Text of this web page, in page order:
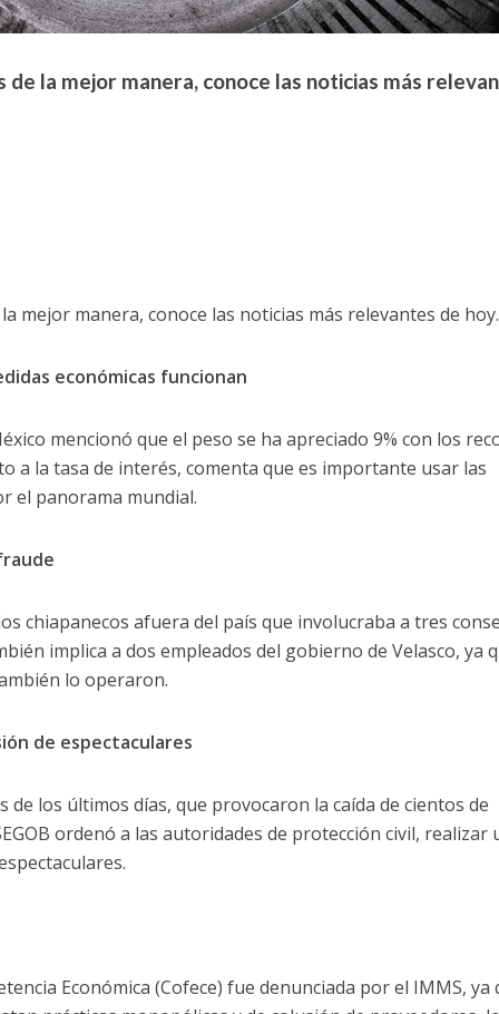
la mejor manera, conoce las noticias más
mejor manera, conoce las noticias más relevantes de hoy.
económicas funcionan
mencionó que el peso se ha apreciado 9% con los
a la tasa de interés, comenta que es importante usar las
el panorama mundial.
chiapanecos afuera del país que involucraba a tres
implica a dos empleados del gobierno de Velasco, ya
lo operaron.
de espectaculares
de los últimos días, que provocaron la caída de cientos de
ordenó a las autoridades de protección civil, realizar
Económica (Cofece) fue denunciada por el IMMS, ya